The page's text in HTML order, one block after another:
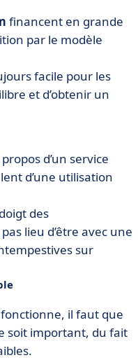
financent en grande
par le modèle
facile pour les
et d’obtenir un
d’un service
d’une utilisation
des
lieu d’être avec une
sur
il faut que
soit important, du fait